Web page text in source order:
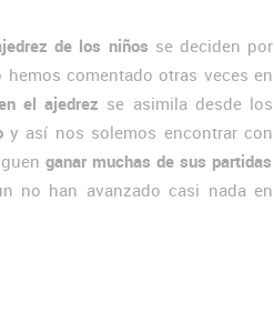
de los niños se deciden por
hemos comentado otras veces en
el ajedrez se asimila desde los
y así nos solemos encontrar con
ganar muchas de sus partidas
no han avanzado casi nada en